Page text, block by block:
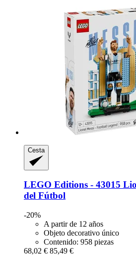
Cesta
LEGO Editions -​ 43015
del Fútbol
-20%
A partir de 12 años
Objeto decorativo único
Contenido: 958 piezas
68,02 € 85,49 €